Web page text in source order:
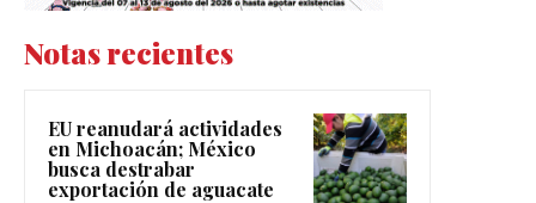
Notas recientes
EU reanudará actividades
en Michoacán; México
busca destrabar
exportación de aguacate